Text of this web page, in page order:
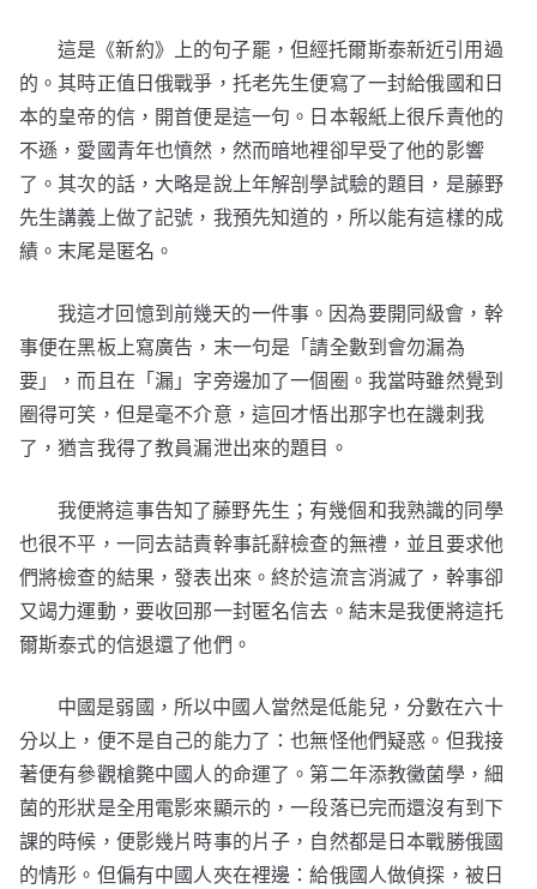
這是《新約》上的句子罷，但經托爾斯泰新近引用過
的。其時正值日俄戰爭，托老先生便寫了一封給俄國和日
本的皇帝的信，開首便是這一句。日本報紙上很斥責他的
不遜，愛國青年也憤然，然而暗地裡卻早受了他的影響
了。其次的話，大略是說上年解剖學試驗的題目，是藤野
先生講義上做了記號，我預先知道的，所以能有這樣的成
績。末尾是匿名。
我這才回憶到前幾天的一件事。因為要開同級會，幹
事便在黑板上寫廣告，末一句是「請全數到會勿漏為
要」，而且在「漏」字旁邊加了一個圈。我當時雖然覺到
圈得可笑，但是毫不介意，這回才悟出那字也在譏刺我
了，猶言我得了教員漏泄出來的題目。
我便將這事告知了藤野先生；有幾個和我熟識的同學
也很不平，一同去詰責幹事託辭檢查的無禮，並且要求他
們將檢查的結果，發表出來。終於這流言消滅了，幹事卻
又竭力運動，要收回那一封匿名信去。結末是我便將這托
爾斯泰式的信退還了他們。
中國是弱國，所以中國人當然是低能兒，分數在六十
分以上，便不是自己的能力了：也無怪他們疑惑。但我接
著便有參觀槍斃中國人的命運了。第二年添教黴菌學，細
菌的形狀是全用電影來顯示的，一段落已完而還沒有到下
課的時候，便影幾片時事的片子，自然都是日本戰勝俄國
的情形。但偏有中國人夾在裡邊：給俄國人做偵探，被日